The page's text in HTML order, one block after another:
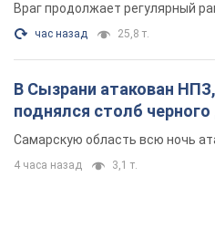
Враг продолжает регулярный
час назад 25,8 т.
В Сызрани атакован
поднялся столб
Самарскую область всю ночь
4 часа назад 3,1 т.